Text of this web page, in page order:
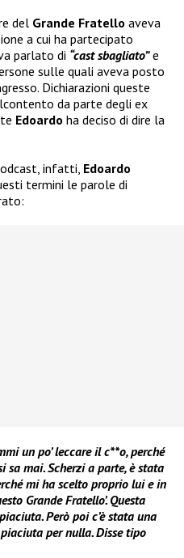
del Grande Fratello aveva
a cui ha partecipato
parlato di “cast sbagliato”e
sulle quali aveva posto
Dichiarazioni queste
da parte degli ex
Edoardo ha deciso di dire la
infatti, Edoardo
termini le parole di
un po’ leccare il c**o, perché
mai. Scherzi a parte, è stata
mi ha scelto proprio lui e in
Grande Fratello’. Questa
Però poi c’è stata una
per nulla. Disse tipo